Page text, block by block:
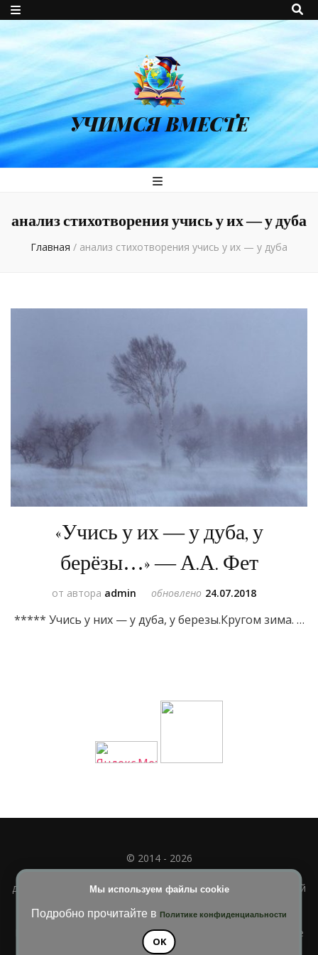
УЧИМСЯ ВМЕСТЕ
анализ стихотворения учись у их — у дуба
Главная / анализ стихотворения учись у их — у дуба
«Учись у их — у дуба, у
берёзы…» — А.А. Фет
от автора admin обновлено 24.07.2018
***** Учись у них — у дуба, у березы.Кругом зима. …
Мы используем файлы cookie
Подробно прочитайте в Политике конфиденциальности
OK
© 2014 - 2026
Полное или частичное использование материала
допускается только при наличии активной и индексируемой
Blossom Diva | РазработанаТемы Blossom
. На платформе
WordPress